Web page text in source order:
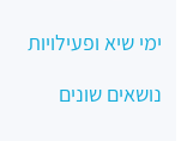
ימי שיא ופעילויות
נושאים שונים